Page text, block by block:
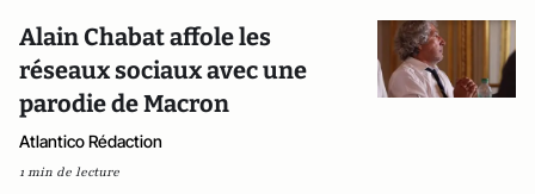
Alain Chabat affole les
réseaux sociaux avec une
parodie de Macron
Atlantico Rédaction
1 min de lecture